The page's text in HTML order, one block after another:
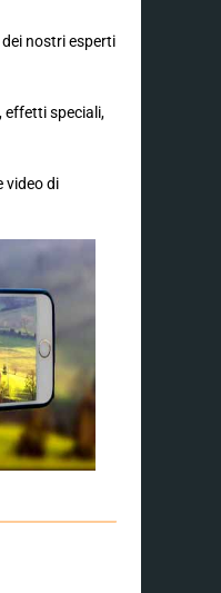
nostri esperti
effetti speciali,
video di